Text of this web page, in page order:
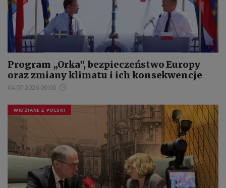
Program „Orka”, bezpieczeństwo Europy
oraz zmiany klimatu i ich konsekwencje
04.07.2026 09:00
WIDZIANE Z POLSKI